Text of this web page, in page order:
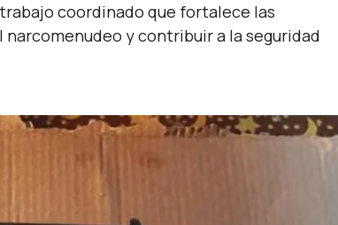
trabajo coordinado que fortalece las
y contribuir a la seguridad